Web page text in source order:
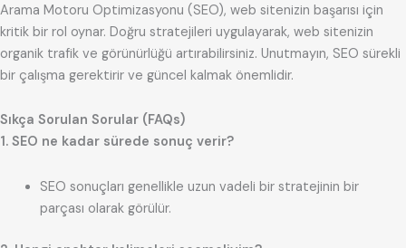
Arama Motoru Optimizasyonu (SEO), web sitenizin başarısı için
kritik bir rol oynar. Doğru stratejileri uygulayarak, web sitenizin
organik trafik ve görünürlüğü artırabilirsiniz. Unutmayın, SEO sürekli
bir çalışma gerektirir ve güncel kalmak önemlidir.
Sıkça Sorulan Sorular (FAQs)
1. SEO ne kadar sürede sonuç verir?
SEO sonuçları genellikle uzun vadeli bir stratejinin bir
parçası olarak görülür.